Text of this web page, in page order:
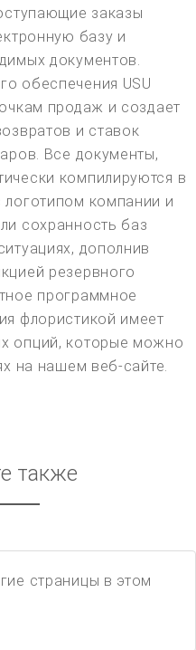
заказы
базу и
документов.
обеспечения USU
продаж и создает
и ставок
Все документы,
компилируются в
компании и
сохранность баз
дополнив
резервного
программное
флористикой имеет
опций, которые можно
на нашем веб-сайте.
также
страницы в этом